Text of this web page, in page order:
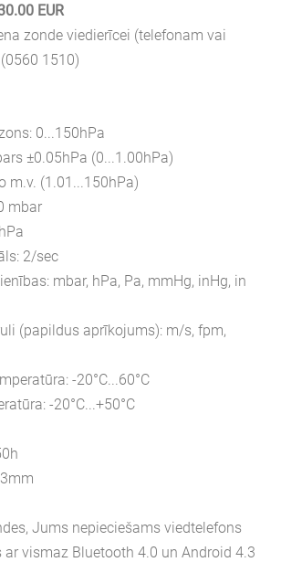
EUR
zonde viedierīcei (telefonam vai
1510)
0...150hPa
±0.05hPa (0...1.00hPa)
m.v. (1.01...150hPa)
mbar
2/sec
mbar, hPa, Pa, mmHg, inHg, in
(papildus aprīkojums): m/s, fpm,
-20°C...60°C
-20°C...+50°C
Jums nepieciešams viedtelefons
vismaz Bluetooth 4.0 un Android 4.3